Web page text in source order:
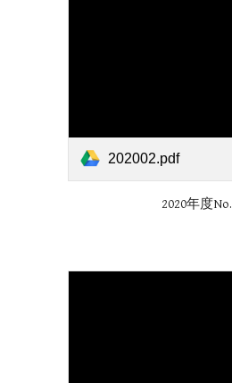
202002.pdf
2020年度No.